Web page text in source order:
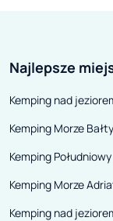
Najlepsze
Kemping nad
Kemping Morze
Kemping
Kemping Morze
Kemping nad